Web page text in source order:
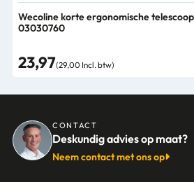
Wecoline korte ergonomische
03030760
23,97(29,00 Incl. btw)
CONTACT
Deskundig advies op maat?
Neem contact met ons op